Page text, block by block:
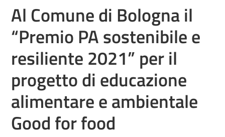
Al Comune di Bologna il
“Premio PA sostenibile e
resiliente 2021” per il
progetto di educazione
alimentare e ambientale
Good for food